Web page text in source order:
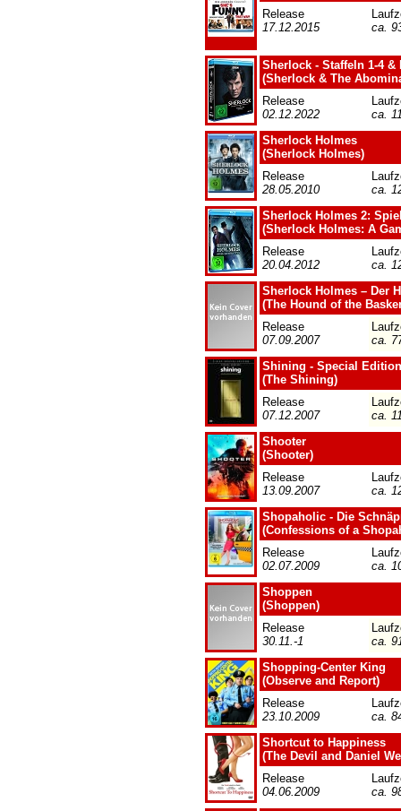
Release
17.12.2015
ca.
Sherlock - Staffeln 1-4 &
(Sherlock & The
Release
02.12.2022
ca.
Sherlock Holmes
(Sherlock Holmes)
Release
28.05.2010
ca.
Sherlock Holmes 2:
(Sherlock Holmes: A
Release
20.04.2012
ca.
Sherlock Holmes – Der
(The Hound of the
Release
07.09.2007
ca.
Shining - Special Edition
(The Shining)
Release
07.12.2007
ca.
Shooter
(Shooter)
Release
13.09.2007
ca.
Shopaholic - Die
(Confessions of a
Release
02.07.2009
ca.
Shoppen
(Shoppen)
Release
30.11.-1
ca.
Shopping-Center King
(Observe and Report)
Release
23.10.2009
ca.
Shortcut to Happiness
(The Devil and Daniel
Release
04.06.2009
ca.